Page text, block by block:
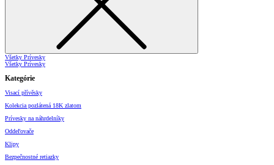
Všetky Prívesky
Všetky Prívesky
Kategórie
Visací přívěsky
Kolekcia pozlátená 18K zlatom
Prívesky na náhrdelníky
Oddeľovače
Klipy
Bezpečnostné retiazky